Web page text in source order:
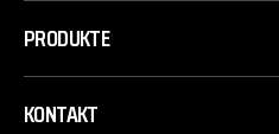
PRODUKTE
KONTAKT